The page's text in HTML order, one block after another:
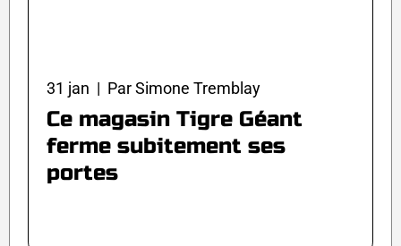
31 jan | Par Simone Tremblay
Ce magasin Tigre Géant
ferme subitement ses
portes